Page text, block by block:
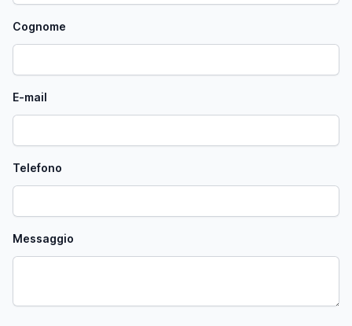
Cognome
E-mail
Telefono
Messaggio